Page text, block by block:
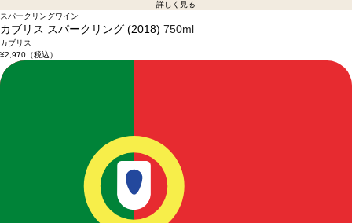
詳しく見る
スパークリングワイン
カブリス スパークリング (2018) 750ml
カブリス
¥2,970（税込）